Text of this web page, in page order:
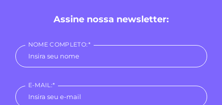
Assine nossa newsletter:
NOME COMPLETO:*
E-MAIL:*